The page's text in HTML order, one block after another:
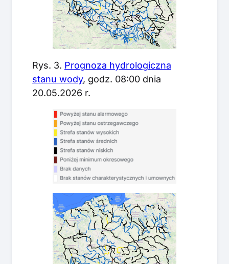
Rys. 3. Prognoza hydrologiczna
stanu wody, godz. 08:00 dnia
20.05.2026 r.